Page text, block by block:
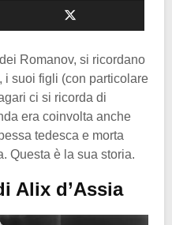
Romanov, si ricordano
i suoi figli (con particolare
ci si ricorda di
era coinvolta anche
tedesca e morta
Questa è la sua storia.
Alix d’Assia